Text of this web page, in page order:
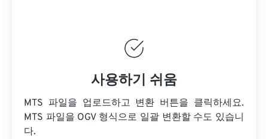
사용하기 쉬움
MTS 파일을 업로드하고 변환 버튼을 클릭하세요.
MTS 파일을 OGV 형식으로 일괄 변환할 수도 있습니
다.